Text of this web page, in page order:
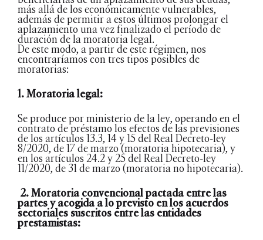
más allá de los económicamente vulnerables,
además de permitir a estos últimos prolongar el
aplazamiento una vez finalizado el período de
duración de la moratoria legal.
De este modo, a partir de este régimen, nos
encontraríamos con tres tipos posibles de
moratorias:
1. Moratoria legal:
Se produce por ministerio de la ley, operando en el
contrato de préstamo los efectos de las previsiones
de los artículos 13.3, 14 y 15 del Real Decreto-ley
8/2020, de 17 de marzo (moratoria hipotecaria), y
en los artículos 24.2 y 25 del Real Decreto-ley
11/2020, de 31 de marzo (moratoria no hipotecaria).
2.Moratoria convencional pactada entre las
partes y acogida a lo previsto en los acuerdos
sectoriales suscritos entre las entidades
prestamistas: